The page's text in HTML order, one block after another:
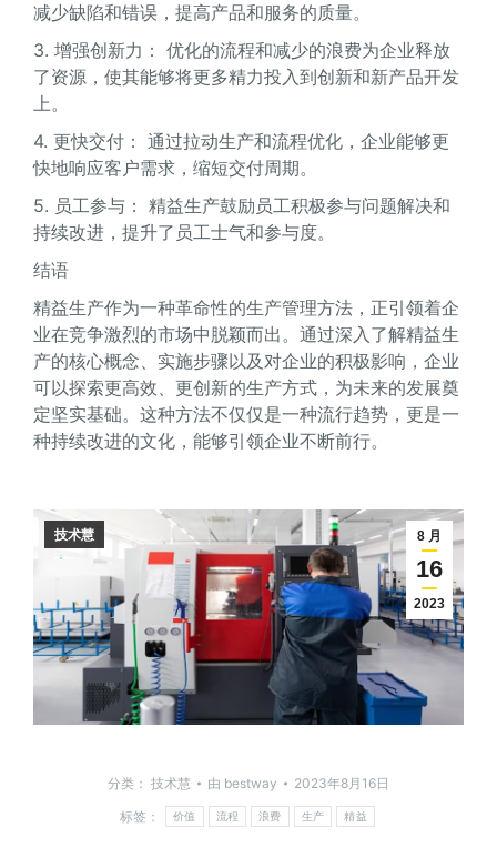
减少缺陷和错误，提高产品和服务的质量。
3. 增强创新力： 优化的流程和减少的浪费为企业释放
了资源，使其能够将更多精力投入到创新和新产品开发
上。
4. 更快交付： 通过拉动生产和流程优化，企业能够更
快地响应客户需求，缩短交付周期。
5. 员工参与： 精益生产鼓励员工积极参与问题解决和
持续改进，提升了员工士气和参与度。
结语
精益生产作为一种革命性的生产管理方法，正引领着企
业在竞争激烈的市场中脱颖而出。通过深入了解精益生
产的核心概念、实施步骤以及对企业的积极影响，企业
可以探索更高效、更创新的生产方式，为未来的发展奠
定坚实基础。这种方法不仅仅是一种流行趋势，更是一
种持续改进的文化，能够引领企业不断前行。
8 月
16
2023
技术慧
分类： 技术慧 由 bestway
2023年8月16日
标签：
价值 流程 浪费 生产 精益